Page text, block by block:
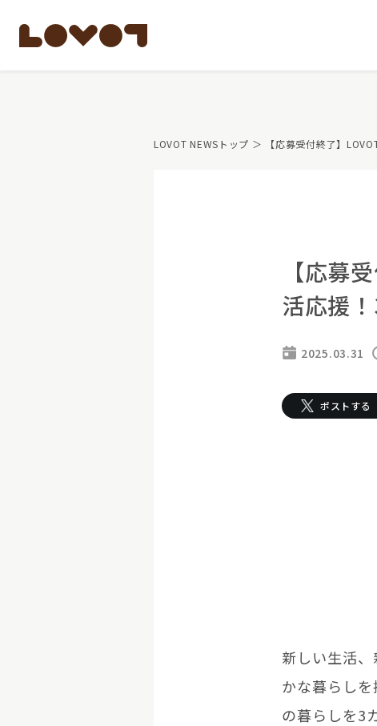
LOVOTのテクノロジー
価格・暮らしの費用
ペットとして
大切な方への贈りものとし
お迎えする
これからLOVOTをお迎え
LOVOT NEWSトップ ＞ 【応募受付終了】
【応募
活応援
2025.03.31
ポストする
新しい生活
かな暮らし
の暮らしを3